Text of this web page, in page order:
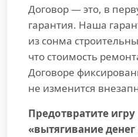
Договор — это, в
гарантия. Наша
из сонма
что стоимость
Договоре
не изменится
Предотвратите
«вытягивание